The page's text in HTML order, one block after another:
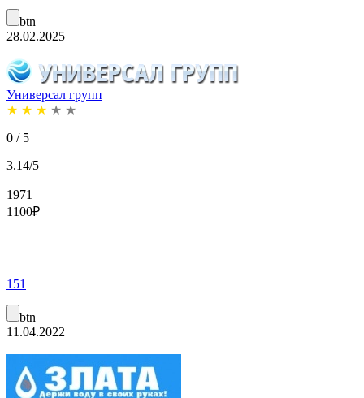
btn
28.02.2025
Универсал групп
★ ★ ★ ★ ★
0 / 5
3.14/5
1971
1100₽
151
btn
11.04.2022